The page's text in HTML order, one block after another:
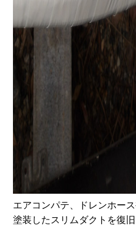
エアコンパテ、ドレンホー
塗装したスリムダクトを復旧